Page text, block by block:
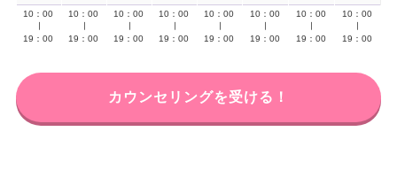
10：00
19：00
10：00
19：00
10：00
19：00
10：00
19：00
10：00
19：00
10：00
19：00
10：00
19：00
10：00
19：00
カウンセリングを受ける！